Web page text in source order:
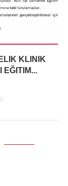
KLINIK
EĞITIM...